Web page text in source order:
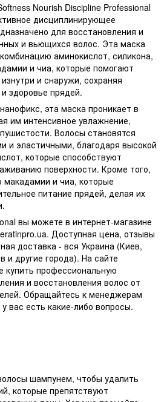
Nourish Discipline Professional
дисциплинирующее
для восстановления и
и вьющихся волос. Эта маска
аминокислот, силикона,
и чиа, которые помогают
и снаружи, сохраняя
здоровье прядей.
эта маска проникает в
им интенсивное увлажнение,
Волосы становятся
и эластичными, благодаря высокой
которые способствуют
поверхности. Кроме того,
и чиа, которые
питание прядей, делая их
вы можете в интернет-магазине
Доступная цена, отзывы
доставка - вся Украина (Киев,
и другие города). На сайте
купить профессиональную
и восстановления волос от
Обращайтесь к менеджерам
вас есть какие-либо вопросы.
шампунем, чтобы удалить
которые препятствуют